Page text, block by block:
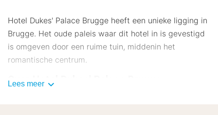
Hotel Dukes' Palace Brugge heeft een unieke ligging in
Brugge. Het oude paleis waar dit hotel in is gevestigd
is omgeven door een ruime tuin, middenin het
romantische centrum.
Over Hotel Dukes' Palace Brugge
Lees meer